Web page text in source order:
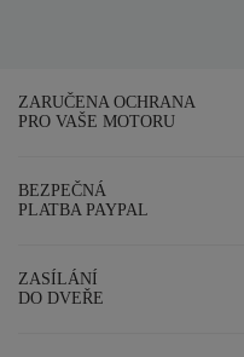
ZARUČENA OCHRANA
PRO VAŠE MOTORU
BEZPEČNÁ
PLATBA PAYPAL
ZASÍLÁNÍ
DO DVEŘE